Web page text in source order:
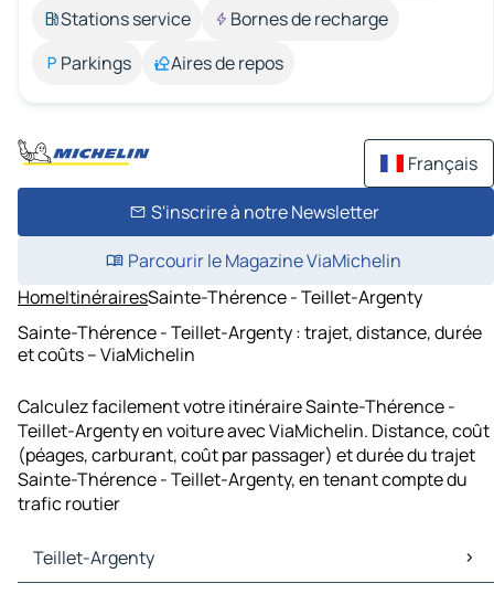
Stations service
Bornes de recharge
Parkings
Aires de repos
Français
S'inscrire à notre Newsletter
Parcourir le Magazine ViaMichelin
HomeItinérairesSainte-Thérence - Teillet-Argenty
Sainte-Thérence - Teillet-Argenty : trajet, distance, durée
et coûts – ViaMichelin
Calculez facilement votre itinéraire Sainte-Thérence -
Teillet-Argenty en voiture avec ViaMichelin. Distance, coût
(péages, carburant, coût par passager) et durée du trajet
Sainte-Thérence - Teillet-Argenty, en tenant compte du
trafic routier
Teillet-Argenty